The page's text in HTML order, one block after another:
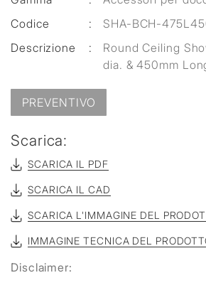
Codice
:
SHA-BCH-
Descrizione
:
Round Ceiling
dia. & 450mm
PREVENTIVO
Scarica:
SCARICA IL PDF
SCARICA IL CAD
SCARICA L'IMMAGINE DEL
IMMAGINE TECNICA DEL
Disclaimer: